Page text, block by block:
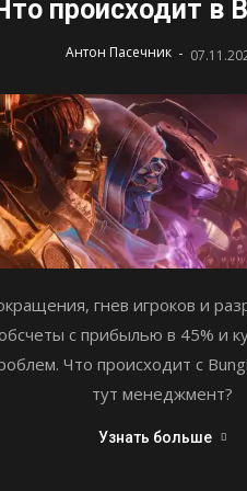
происходит в
Антон Пасечник -
гнев игроков и
с прибылью в 45% и
Что происходит с
тут менеджмент?
Узнать больше